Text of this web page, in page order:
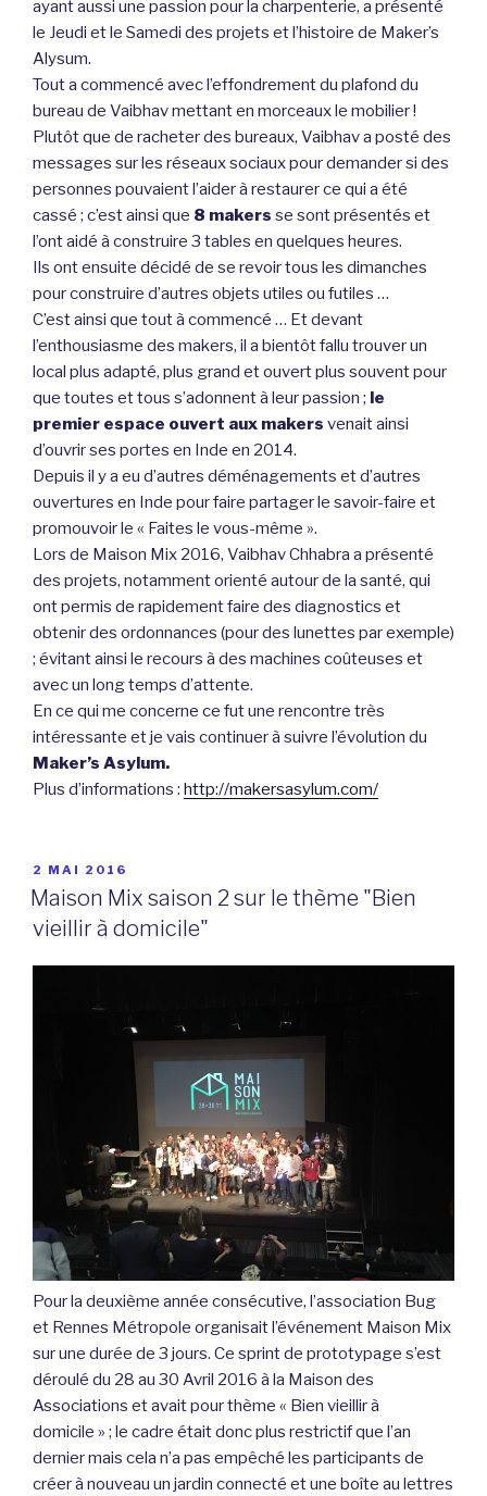
ayant aussi une passion pour la charpenterie, a présenté
le Jeudi et le Samedi des projets et l’histoire de Maker’s
Alysum.
Tout a commencé avec l’effondrement du plafond du
bureau de Vaibhav mettant en morceaux le mobilier !
Plutôt que de racheter des bureaux, Vaibhav a posté des
messages sur les réseaux sociaux pour demander si des
personnes pouvaient l’aider à restaurer ce qui a été
cassé ; c’est ainsi que 8 makers se sont présentés et
l’ont aidé à construire 3 tables en quelques heures.
Ils ont ensuite décidé de se revoir tous les dimanches
pour construire d’autres objets utiles ou futiles …
C’est ainsi que tout à commencé … Et devant
l’enthousiasme des makers, il a bientôt fallu trouver un
local plus adapté, plus grand et ouvert plus souvent pour
que toutes et tous s’adonnent à leur passion ; le
premier espace ouvert aux makers venait ainsi
d’ouvrir ses portes en Inde en 2014.
Depuis il y a eu d’autres déménagements et d’autres
ouvertures en Inde pour faire partager le savoir-faire et
promouvoir le « Faites le vous-même ».
Lors de Maison Mix 2016, Vaibhav Chhabra a présenté
des projets, notamment orienté autour de la santé, qui
ont permis de rapidement faire des diagnostics et
obtenir des ordonnances (pour des lunettes par exemple)
; évitant ainsi le recours à des machines coûteuses et
avec un long temps d’attente.
En ce qui me concerne ce fut une rencontre très
intéressante et je vais continuer à suivre l’évolution du
Maker’s Asylum.
Plus d’informations : http://makersasylum.com/
PUBLIÉ
LE
2 MAI 2016
Maison Mix saison 2 sur le thème "Bien
vieillir à domicile"
Pour la deuxième année consécutive, l’association Bug
et Rennes Métropole organisait l’événement Maison Mix
sur une durée de 3 jours. Ce sprint de prototypage s’est
déroulé du 28 au 30 Avril 2016 à la Maison des
Associations et avait pour thème « Bien vieillir à
domicile » ; le cadre était donc plus restrictif que l’an
dernier mais cela n’a pas empêché les participants de
créer à nouveau un jardin connecté et une boîte au lettres